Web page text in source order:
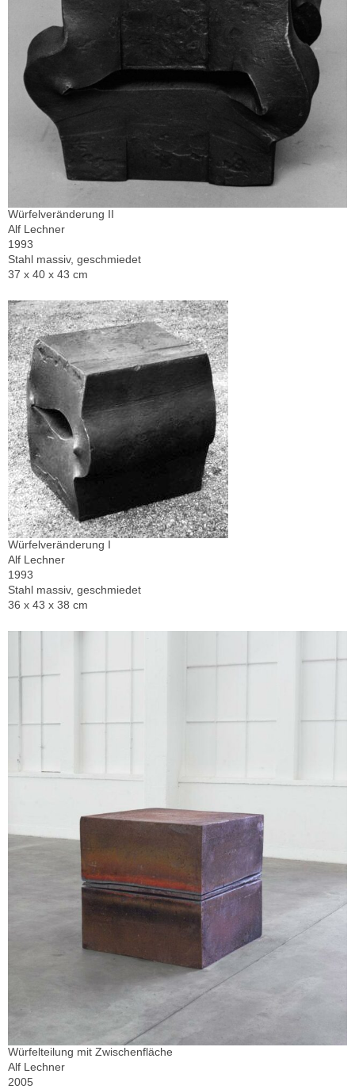
Würfelveränderung II
Alf Lechner
1993
Stahl massiv, geschmiedet
37 x 40 x 43 cm
Würfelveränderung I
Alf Lechner
1993
Stahl massiv, geschmiedet
36 x 43 x 38 cm
Würfelteilung mit Zwischenfläche
Alf Lechner
2005